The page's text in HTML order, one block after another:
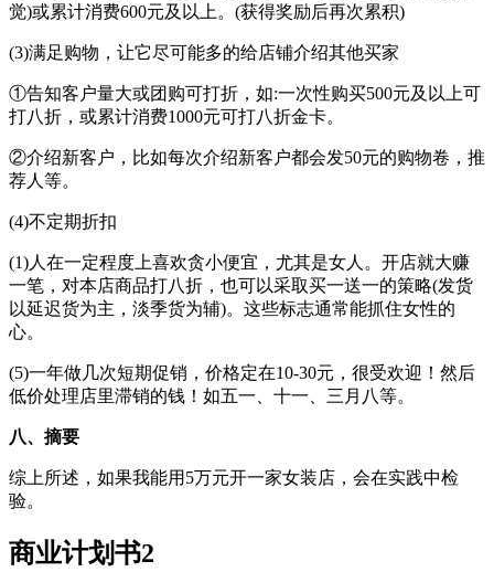
觉)或累计消费600元及以上。(获得奖励后再次累积)
(3)满足购物，让它尽可能多的给店铺介绍其他买家
①告知客户量大或团购可打折，如:一次性购买500元及以上可
打八折，或累计消费1000元可打八折金卡。
②介绍新客户，比如每次介绍新客户都会发50元的购物卷，推
荐人等。
(4)不定期折扣
(1)人在一定程度上喜欢贪小便宜，尤其是女人。开店就大赚
一笔，对本店商品打八折，也可以采取买一送一的策略(发货
以延迟货为主，淡季货为辅)。这些标志通常能抓住女性的
心。
(5)一年做几次短期促销，价格定在10-30元，很受欢迎！然后
低价处理店里滞销的钱！如五一、十一、三月八等。
八、摘要
综上所述，如果我能用5万元开一家女装店，会在实践中检
验。
商业计划书2